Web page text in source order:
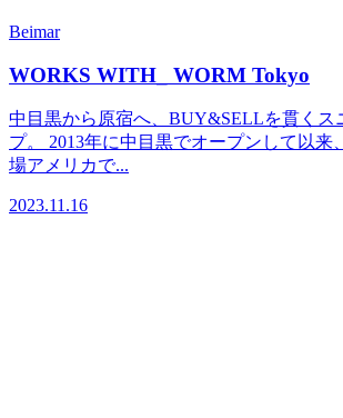
Beimar
WORKS WITH_ WORM Tokyo
中目黒から原宿へ、BUY&SELLを貫くス
プ。 2013年に中目黒でオープンして以来
場アメリカで...
2023.11.16